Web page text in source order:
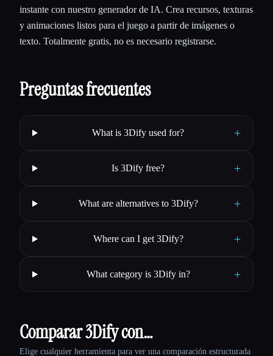
instante con nuestro generador de IA. Crea recursos, texturas
y animaciones listos para el juego a partir de imágenes o
texto. Totalmente gratis, no es necesario registrarse.
Preguntas frecuentes
What is 3Dify used for? +
Is 3Dify free? +
What are alternatives to 3Dify? +
Where can I get 3Dify? +
What category is 3Dify in? +
Comparar 3Dify con…
Elige cualquier herramienta para ver una comparación estructurada